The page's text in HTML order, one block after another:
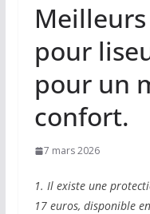
pour
pour un
confort.
7 mars 2026
1. Il existe une
17 euros, disponible